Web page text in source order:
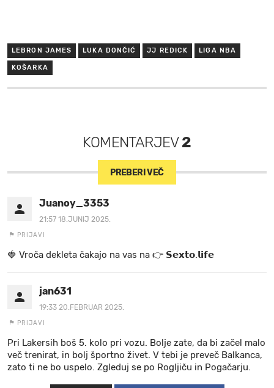
LEBRON JAMES LUKA DONČIĆ JJ REDICK LIGA NBA
KOŠARKA
KOMENTARJEV2
PREBERI VEČ
Juanoy_3353
21:57 18.JUNIJ 2025.
PRIJAVI
🍓 V r o č a d e k l e t a ča k a jo na va s n a 👉 𝗦𝗲𝘅𝘁𝗼.𝗹𝗶𝗳𝗲
jan631
19:33 20.FEBRUAR 2025.
PRIJAVI
Pri Lakersih boš 5. kolo pri vozu. Bolje zate, da bi začel malo
več trenirat, in bolj športno živet. V tebi je preveč Balkanca,
zato ti ne bo uspelo. Zgleduj se po Rogljiču in Pogačarju.